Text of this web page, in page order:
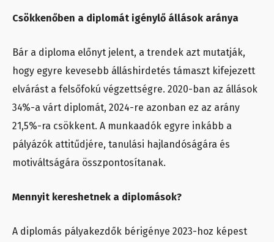
Csökkenőben a diplomát igénylő állások aránya
Bár a diploma előnyt jelent, a trendek azt mutatják,
hogy egyre kevesebb álláshirdetés támaszt kifejezett
elvárást a felsőfokú végzettségre. 2020-ban az állások
34%-a várt diplomát, 2024-re azonban ez az arány
21,5%-ra csökkent. A munkaadók egyre inkább a
pályázók attitűdjére, tanulási hajlandóságára és
motiváltságára összpontosítanak.
Mennyit kereshetnek a diplomások?
A diplomás pályakezdők bérigénye 2023-hoz képest